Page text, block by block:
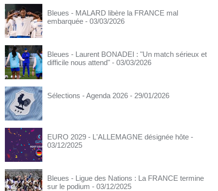
Bleues - MALARD libère la FRANCE mal
embarquée - 03/03/2026
Bleues - Laurent BONADEI : "Un match sérieux et
difficile nous attend" - 03/03/2026
Sélections - Agenda 2026 - 29/01/2026
EURO 2029 - L'ALLEMAGNE désignée hôte -
03/12/2025
Bleues - Ligue des Nations : La FRANCE termine
sur le podium - 03/12/2025